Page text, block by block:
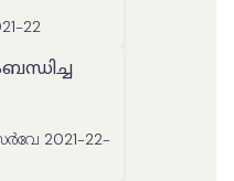
22
2021-22-